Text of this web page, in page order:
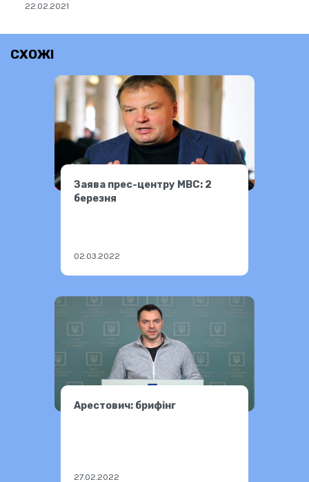
22.02.2021
СХОЖІ
Заява прес-центру МВС: 2
березня
02.03.2022
Арестович: брифінг
27.02.2022